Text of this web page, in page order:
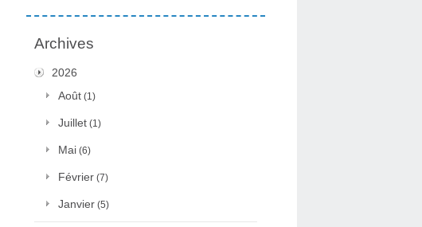
Archives
2026
Août (1)
Juillet (1)
Mai (6)
Février (7)
Janvier (5)